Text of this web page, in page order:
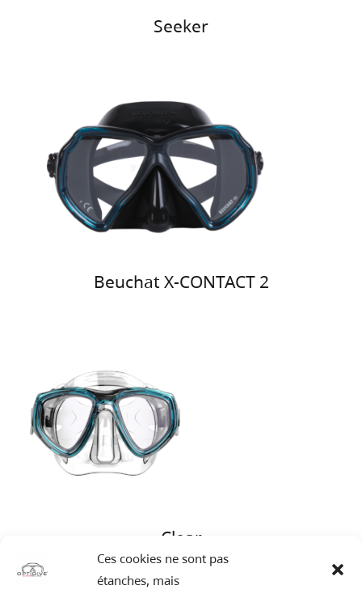
Ces cookies ne sont pas
étanches, mais
Seeker
Beuchat X-CONTACT 2
Clear